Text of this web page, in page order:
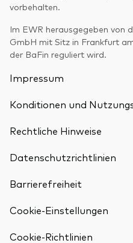
vorbehalten.
Im EWR herausgegeben von
GmbH mit Sitz in Frankfurt
der BaFin reguliert wird.
Impressum
Konditionen und
Rechtliche Hinweise
Datenschutzrichtlinien
Barrierefreiheit
Cookie-Einstellungen
Cookie-Richtlinien